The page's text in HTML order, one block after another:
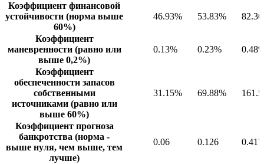
Коэффициент финансовой
устойчивости (норма выше
60%)
46.93% 53.83%
Коэффициент
маневренности (равно или
выше 0,2%)
0.13% 0.23%
Коэффициент
обеспеченности запасов
собственными
источниками (равно или
выше 60%)
31.15% 69.88%
Коэффициент прогноза
банкротства (норма -
выше нуля, чем выше, тем
лучше)
0.06 0.126 0.417